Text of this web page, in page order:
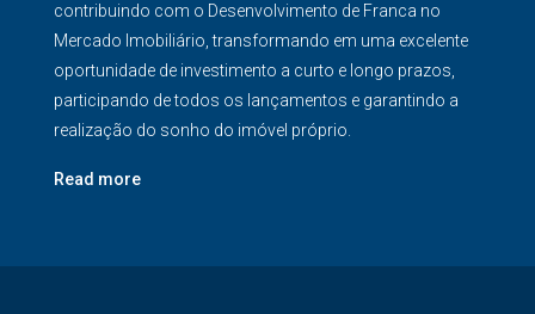
contribuindo com o Desenvolvimento de Franca no
Mercado Imobiliário, transformando em uma excelente
oportunidade de investimento a curto e longo prazos,
participando de todos os lançamentos e garantindo a
realização do sonho do imóvel próprio.
Read more